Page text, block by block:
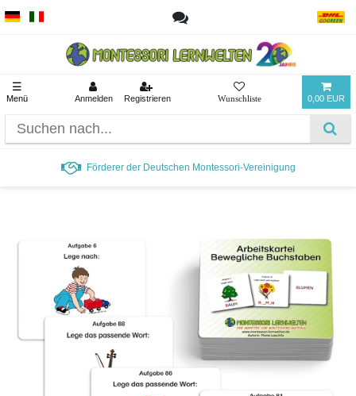
☰
Menü Anmelden Registrieren 0,00 EUR
Förderer der Deutschen Montessori-Vereinigung